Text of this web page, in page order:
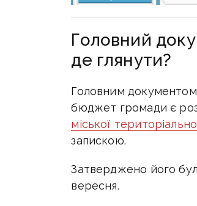
Головний
де глянути?
Головним
бюджет громади є
міської
запискою.
Затверджено його
вересня.